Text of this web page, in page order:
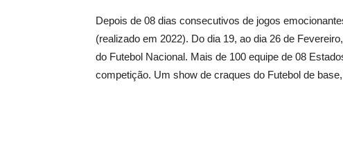
Depois de 08 dias consecutivos de jogos
(realizado em 2022). Do dia 19, ao dia 26 de
do Futebol Nacional. Mais de 100 equipe de 08
competição. Um show de craques do Futebol de